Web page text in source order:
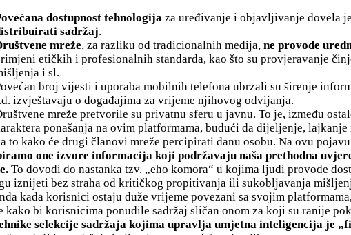
dostupnost tehnologija za uređivanje i objavljivanje dovela
sadržaj.
mreže, za razliku od tradicionalnih medija, ne provode
etičkih i profesionalnih standarda, kao što su provjeravanje
i sl.
broj vijesti i uporaba mobilnih telefona ubrzali su širenje
izvještavaju o događajima za vrijeme njihovog odvijanja.
mreže pretvorile su privatnu sferu u javnu. To je, između
ponašanja na ovim platformama, budući da dijeljenje,
to kako će drugi članovi mreže percipirati danu osobu. Na ovu
one izvore informacija koji podržavaju naša prethodna
To dovodi do nastanka tzv. „eho komora“ u kojima ljudi provode
iznijeti bez straha od kritičkog propitivanja ili sukobljavanja
kada korisnici ostaju duže vrijeme povezani sa svojim
bi korisnicima ponudile sadržaj sličan onom za koji su ranije
selekcije sadržaja kojima upravlja umjetna inteligencija je